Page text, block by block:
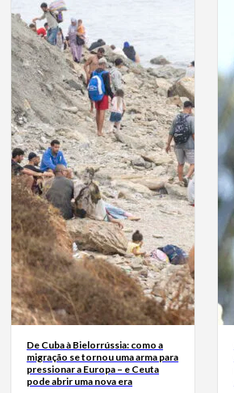
De Cuba à Bielorrússia: como a
migração se tornou uma arma para
pressionar a Europa – e Ceuta
pode abrir uma nova era